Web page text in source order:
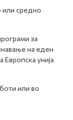
или средно
за
на еден
Европска унија
или во